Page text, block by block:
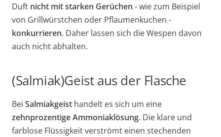
Duft nicht mit starken Gerüchen - wie zum Beispiel
von Grillwürstchen oder Pflaumenkuchen -
konkurrieren. Daher lassen sich die Wespen davon
auch nicht abhalten.
(Salmiak)Geist aus der Flasche
Bei Salmiakgeist handelt es sich um eine
zehnprozentige Ammoniaklösung. Die klare und
farblose Flüssigkeit verströmt einen stechenden